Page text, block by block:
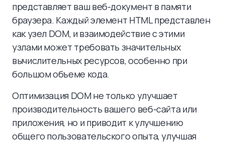
представляет ваш веб-документ в памяти
браузера. Каждый элемент HTML представлен
как узел DOM, и взаимодействие с этими
узлами может требовать значительных
вычислительных ресурсов, особенно при
большом объеме кода.
Оптимизация DOM не только улучшает
производительность вашего веб-сайта или
приложения, но и приводит к улучшению
общего пользовательского опыта, улучшая